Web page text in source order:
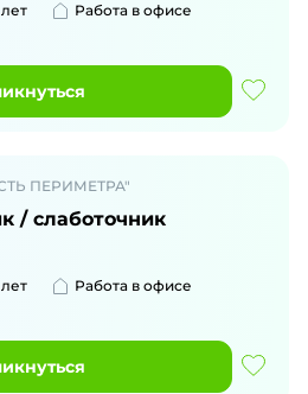
лет
Работа в офисе
ПЕРИМЕТРА"
/ слаботочник
лет
Работа в офисе